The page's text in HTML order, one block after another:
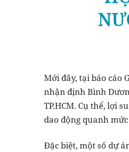
Mới đây, tại báo cáo
nhận định Bình
TP.HCM. Cụ thể, lợi
dao động quanh
Đặc biệt, một số dự